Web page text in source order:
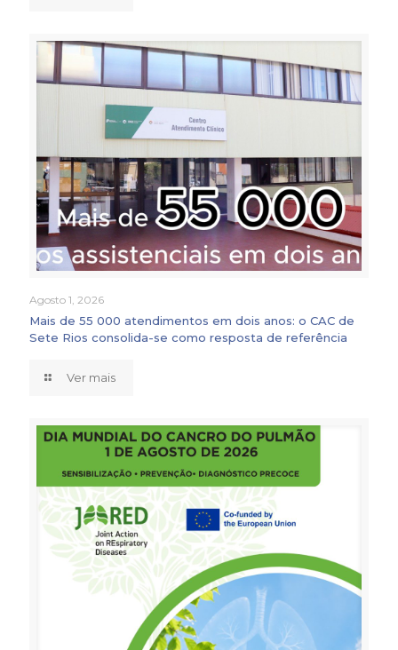
Agosto 1, 2026
Mais de 55 000 atendimentos em dois anos: o CAC de
Sete Rios consolida-se como resposta de referência
Ver mais